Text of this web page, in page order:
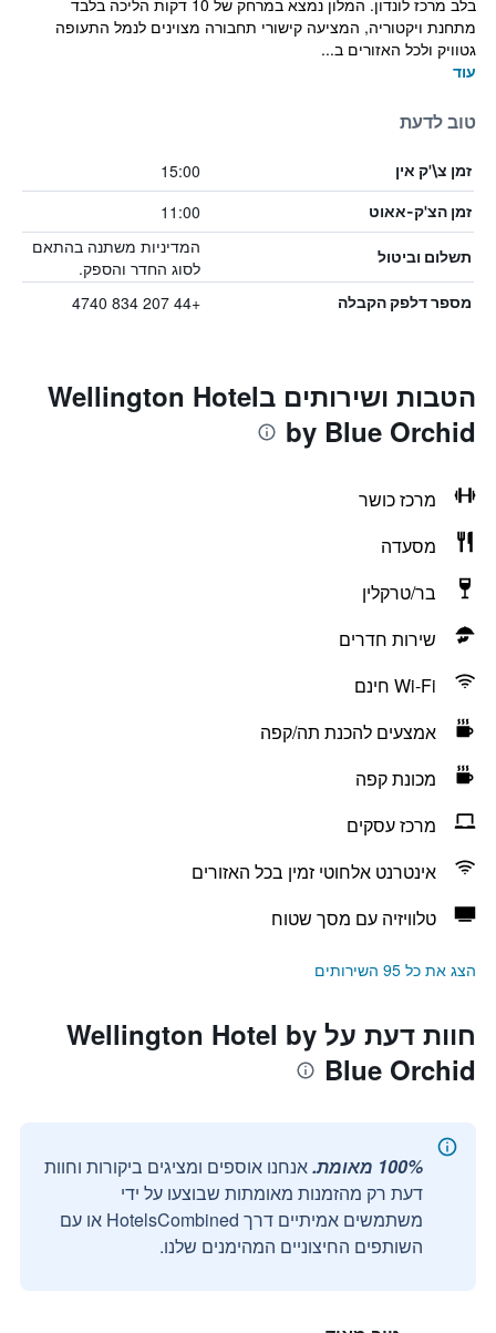
בלב מרכז לונדון. המלון נמצא במרחק של 10 דקות הליכה בלבד
מתחנת ויקטוריה, המציעה קישורי תחבורה מצוינים לנמל התעופה
גטוויק ולכל האזורים ב...
עוד
טוב לדעת
זמן צ\'ק אין 15:00
זמן הצ'ק-אאוט 11:00
תשלום וביטול
המדיניות משתנה בהתאם
לסוג החדר והספק.
מספר דלפק הקבלה +44 207 834 4740
הטבות ושירותים בWellington Hotel
by Blue Orchid
מרכז כושר
מסעדה
בר/טרקלין
שירות חדרים
Wi-Fi חינם
אמצעים להכנת תה/קפה
מכונת קפה
מרכז עסקים
אינטרנט אלחוטי זמין בכל האזורים
טלוויזיה עם מסך שטוח
הצג את כל 95 השירותים
חוות דעת על Wellington Hotel by
Blue Orchid
100% מאומת.
אנחנו אוספים ומציגים ביקורות וחוות
דעת רק מהזמנות מאומתות שבוצעו על ידי
משתמשים אמיתיים דרך HotelsCombined או עם
השותפים החיצוניים המהימנים שלנו.